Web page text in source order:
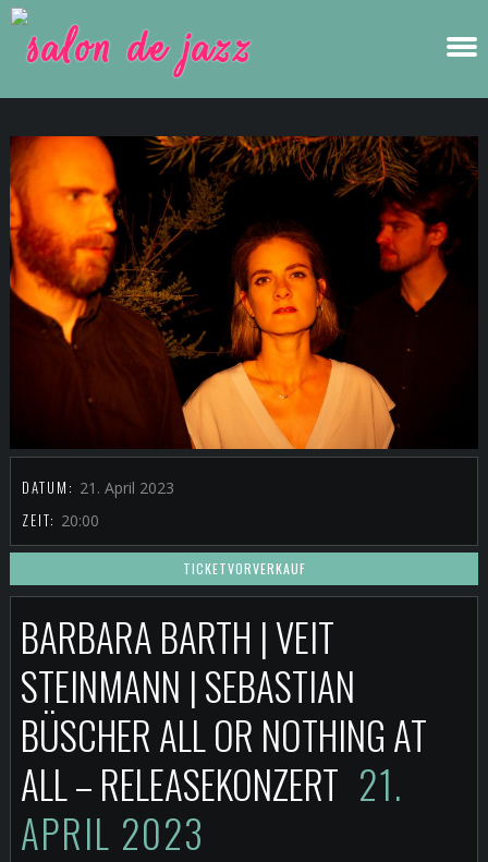
DATUM: 21. April 2023
ZEIT: 20:00
TICKETVORVERKAUF
BARBARA BARTH | VEIT
STEINMANN | SEBASTIAN
BÜSCHER ALL OR NOTHING AT
ALL – RELEASEKONZERT 21.
APRIL 2023